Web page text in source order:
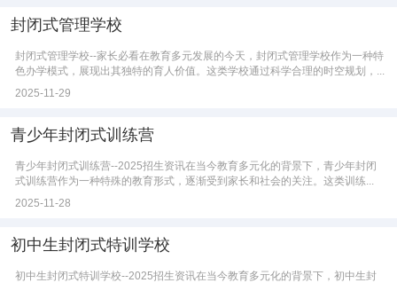
封闭式管理学校
封闭式管理学校--家长必看在教育多元发展的今天，封闭式管理学校作为一种特
色办学模式，展现出其独特的育人价值。这类学校通过科学合理的时空规划，...
2025-11-29
青少年封闭式训练营
青少年封闭式训练营--2025招生资讯在当今教育多元化的背景下，青少年封闭
式训练营作为一种特殊的教育形式，逐渐受到家长和社会的关注。这类训练...
2025-11-28
初中生封闭式特训学校
初中生封闭式特训学校--2025招生资讯在当今教育多元化的背景下，初中生封